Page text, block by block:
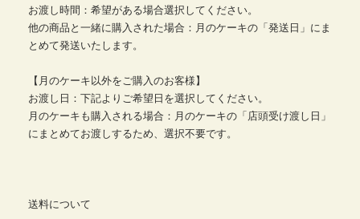
お渡し時間：希望がある場合選択してください。
他の商品と一緒に購入された場合：月のケーキの「発送日」にま
とめて発送いたします。
【月のケーキ以外をご購入のお客様】
お渡し日：下記よりご希望日を選択してください。
月のケーキも購入される場合：月のケーキの「店頭受け渡し日」
にまとめてお渡しするため、選択不要です。
送料について